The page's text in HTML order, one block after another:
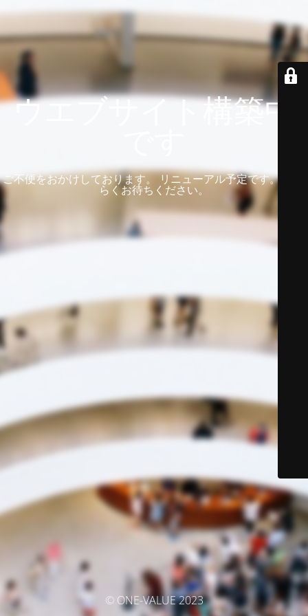
ウエブサイト構築中
ご不便をおかけしております。 リニューアル予定です。 しば
らくお待ちください。
© ONE-VALUE 2023